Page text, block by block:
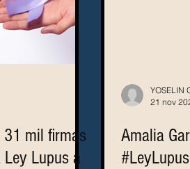
31 mil firmas
Lupus a
YOSELIN
21 nov
Amalia